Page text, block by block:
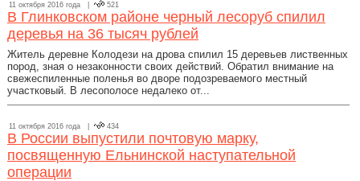
11 октября 2016 года | 521
В Глинковском районе черный лесоруб спилил
деревья на 36 тысяч рублей
Житель деревне Колодези на дрова спилил 15 деревьев лиственных
пород, зная о незаконности своих действий. Обратил внимание на
свежеспиленные поленья во дворе подозреваемого местный
участковый. В лесополосе недалеко от...
11 октября 2016 года | 434
В России выпустили почтовую марку,
посвященную Ельнинской наступательной
операции